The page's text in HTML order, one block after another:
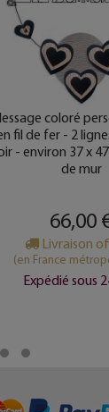
coloré
fil de fer - 2
- environ 37 x
de mur
66,00
Livraison
(en France
Expédié sous